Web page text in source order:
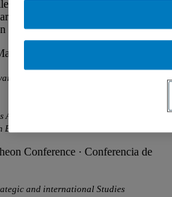
agreements appropriate? Are there
¿pueden resolver asuntos
otros medios?
Arès
du Québec
Environmental Law Association
Conference · Conferencia de
and international Studies